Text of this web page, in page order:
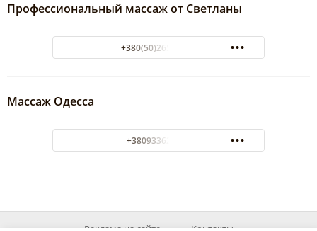
Профессиональный массаж от Светланы
+380(50)265-07-09
Массаж Одесса
+380933624863